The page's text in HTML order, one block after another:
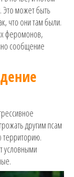
Это может быть
что они там были.
феромонов,
сообщение
другим псам
территорию.
условными